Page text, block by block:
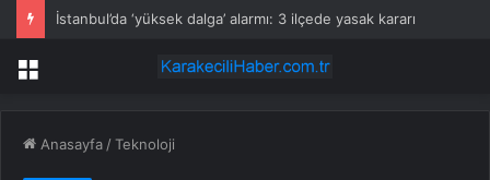
İstanbul’da ‘yüksek dalga’ alarmı: 3 ilçede yasak kararı
Menü
Anasayfa /Teknoloji